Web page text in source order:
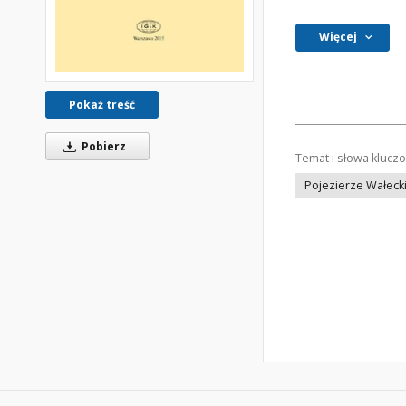
Pokaż treść
Pobierz
Więcej
Temat i słowa
Pojezierze